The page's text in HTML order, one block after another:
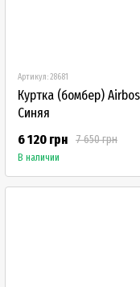
Артикул: 28681
Куртка (бомбер)
Синяя
7 650 грн
6 120 грн
В наличии